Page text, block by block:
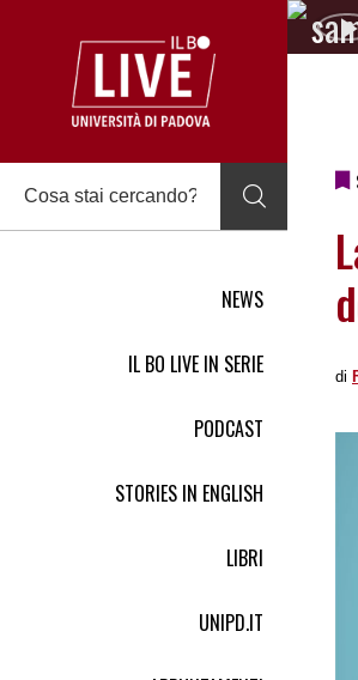
NEWS
IL BO LIVE IN SERIE
PODCAST
STORIES IN ENGLISH
LIBRI
UNIPD.IT
di